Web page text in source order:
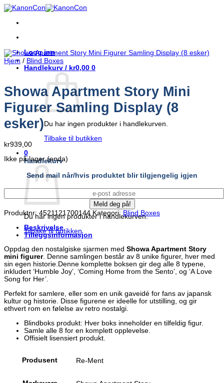
Skip
content
Logg inn
Handlekurv / kr0,00 0
Du har ingen produkter i handlekurven.
Tilbake til butikken
0
Handlekurv
Du har ingen produkter i handlekurven.
Tilbake til butikken
Hjem / Blind Boxes
Showa Apartment Story Mini
Figurer Samling Display (8
esker)
kr939,00
Ikke på lager (enda)
Send mail når/hvis produktet blir tilgjengelig igjen
Produktnr: 4521121700144 Kategori: Blind Boxes
Beskrivelse
Tilleggsinformasjon
Oppdag den nostalgiske sjarmen med Showa Apartment Story
mini figurer. Denne samlingen består av 8 unike figurer, hver med
sin egen historie.Denne komplette boksen gir deg alle 8 typene,
inkludert ‘Humble Joy’, ‘Coming Home from the Sento’, og ‘A Love
Song for Her’.
Perfekt for samlere, eller som en unik gaveidé for fans av japansk
kultur og historie. Disse figurene er ideelle for utstilling, og gir
ethvert rom en følelse av retro nostalgi.
Blindboks produkt: Hver boks inneholder en tilfeldig figur.
Samle alle 8 for en komplett opplevelse.
Offisielt lisensiert produkt.
Produsent Re-Ment